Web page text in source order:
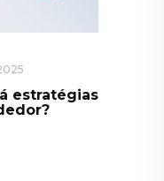
estratégias